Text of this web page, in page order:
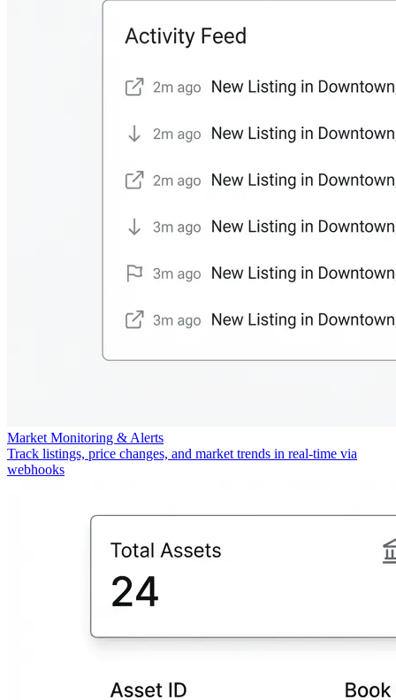
Market Monitoring & Alerts
Track listings, price changes, and market trends in real-time via
webhooks